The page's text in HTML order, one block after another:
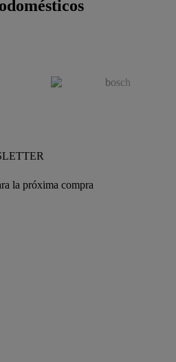
la próxima compra